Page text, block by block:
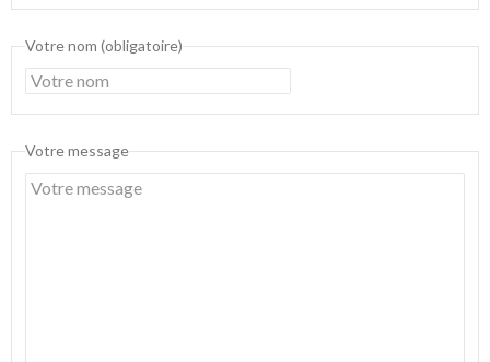
Votre nom (obligatoire)
Votre message